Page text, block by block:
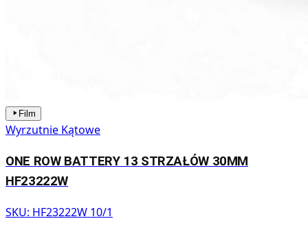
Film
Wyrzutnie Kątowe
ONE ROW BATTERY 13 STRZAŁÓW 30MM
HF23222W
SKU: HF23222W 10/1